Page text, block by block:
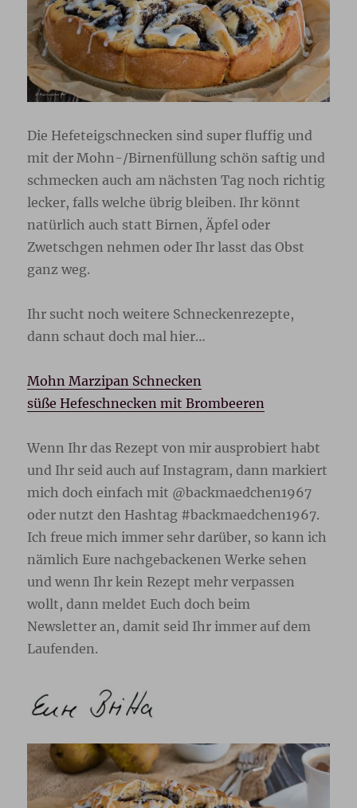
Die Hefeteigschnecken sind super fluffig und
mit der Mohn-/Birnenfüllung schön saftig und
schmecken auch am nächsten Tag noch richtig
lecker, falls welche übrig bleiben. Ihr könnt
natürlich auch statt Birnen, Äpfel oder
Zwetschgen nehmen oder Ihr lasst das Obst
ganz weg.
Ihr sucht noch weitere Schneckenrezepte,
dann schaut doch mal hier…
Mohn Marzipan Schnecken
süße Hefeschnecken mit Brombeeren
Wenn Ihr das Rezept von mir ausprobiert habt
und Ihr seid auch auf Instagram, dann markiert
mich doch einfach mit @backmaedchen1967
oder nutzt den Hashtag #backmaedchen1967.
Ich freue mich immer sehr darüber, so kann ich
nämlich Eure nachgebackenen Werke sehen
und wenn Ihr kein Rezept mehr verpassen
wollt, dann meldet Euch doch beim
Newsletter an, damit seid Ihr immer auf dem
Laufenden.